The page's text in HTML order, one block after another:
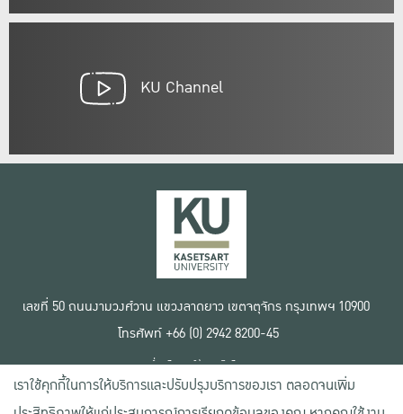
KU Channel
เลขที่ 50 ถนนงามวงศ์วาน แขวงลาดยาว เขตจตุจักร กรุงเทพฯ 10900
โทรศัพท์ +66 (0) 2942 8200-45
เงื่อนไขการใช้งานเว็บไซต์
ข้อตกลงด้านสิทธิ์ใช้งาน
นโยบายความเป็นส่วนตัว
เราใช้คุกกี้ในการให้บริการและปรับปรุงบริการของเรา ตลอดจนเพิ่ม